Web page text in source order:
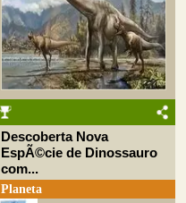
Descoberta Nova
EspÃ©cie de Dinossauro
com...
Planeta